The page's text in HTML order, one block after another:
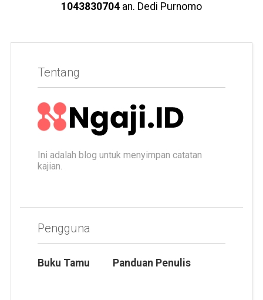
1043830704 an. Dedi Purnomo
Tentang
Ini adalah blog untuk menyimpan catatan
kajian.
Pengguna
Buku Tamu Panduan Penulis